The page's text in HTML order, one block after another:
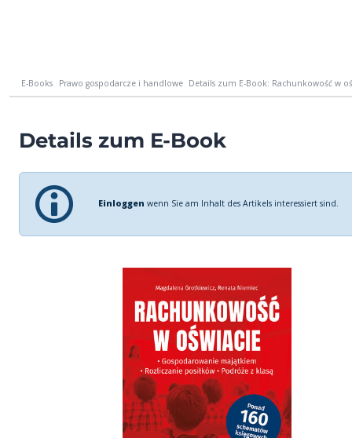
E-Books Prawo gospodarcze i handlowe Details zum E-Book: Rachunkowość w
Details zum E-Book
Einloggen wenn Sie am Inhalt des Artikels interessiert sind.